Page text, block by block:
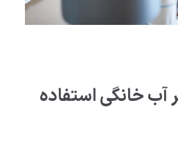
آب خانگی استفاده